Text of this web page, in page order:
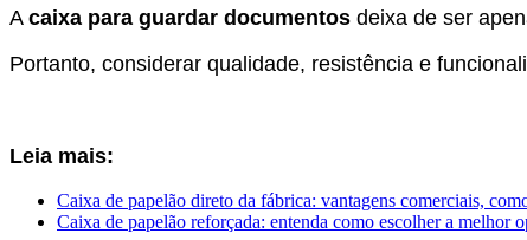
A caixa para guardar documentos deixa de ser
Portanto, considerar qualidade, resistência e
Leia mais:
Caixa de papelão direto da fábrica: vantagens comerciais,
Caixa de papelão reforçada: entenda como escolher a melhor